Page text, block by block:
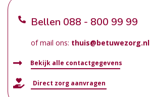
Bellen 088 - 800 99 99
of mail ons: thuis@betuwezorg.nl
Bekijk alle contactgegevens
Direct zorg aanvragen